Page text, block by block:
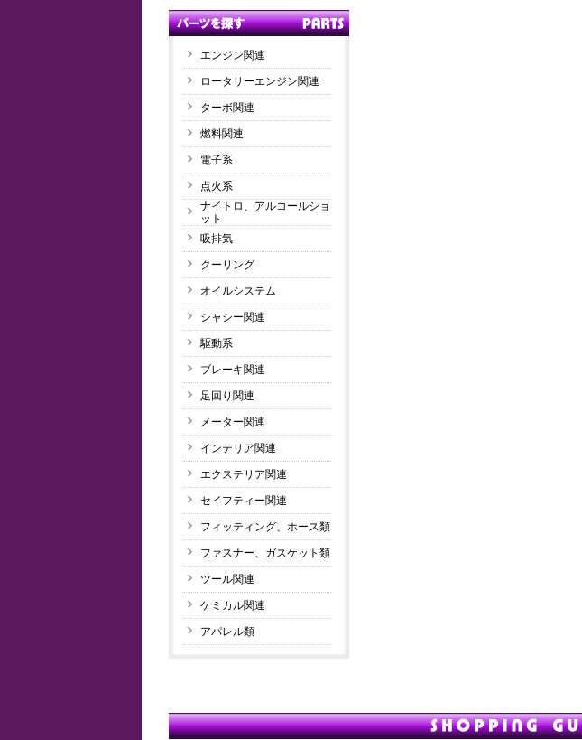
エンジン関連
ロータリーエンジン関連
ターボ関連
燃料関連
電子系
点火系
ナイトロ、アルコールショ
ット
吸排気
クーリング
オイルシステム
シャシー関連
駆動系
ブレーキ関連
足回り関連
メーター関連
インテリア関連
エクステリア関連
セイフティー関連
フィッティング、ホース類
ファスナー、ガスケット類
ツール関連
ケミカル関連
アパレル類